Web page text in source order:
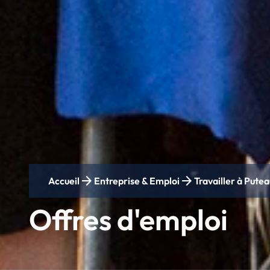
Accueil arrow_forward Entreprise & Emploi arrow_forwardTravailler à
Offres d'emploi